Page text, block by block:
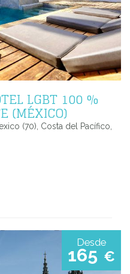
LGBT 100 %
(MÉXICO)
(70), Costa del Pacífico,
Desde
165 €